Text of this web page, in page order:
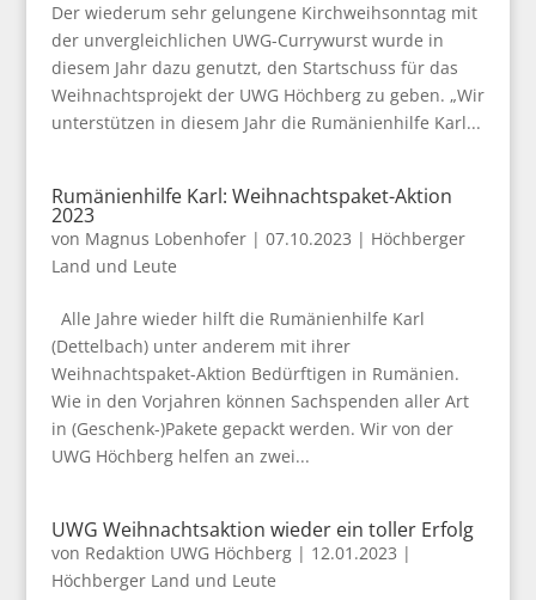
Der wiederum sehr gelungene Kirchweihsonntag mit
der unvergleichlichen UWG-Currywurst wurde in
diesem Jahr dazu genutzt, den Startschuss für das
Weihnachtsprojekt der UWG Höchberg zu geben. „Wir
unterstützen in diesem Jahr die Rumänienhilfe Karl...
Rumänienhilfe Karl: Weihnachtspaket-Aktion
2023
von Magnus Lobenhofer| 07.10.2023 | Höchberger
Land und Leute
Alle Jahre wieder hilft die Rumänienhilfe Karl
(Dettelbach) unter anderem mit ihrer
Weihnachtspaket-Aktion Bedürftigen in Rumänien.
Wie in den Vorjahren können Sachspenden aller Art
in (Geschenk-)Pakete gepackt werden. Wir von der
UWG Höchberg helfen an zwei...
UWG Weihnachtsaktion wieder ein toller Erfolg
von Redaktion UWG Höchberg| 12.01.2023 |
Höchberger Land und Leute